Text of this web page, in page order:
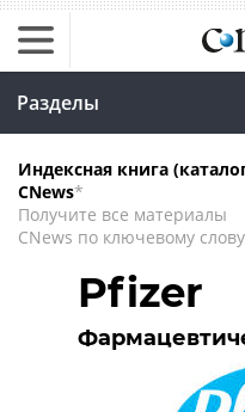
Разделы
Индексная книга
CNews*
Получите все материалы
CNews по ключевому слову
Pfizer